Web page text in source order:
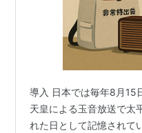
導入 日本では毎年8月15
天皇による玉音放送で太
れた日として記憶されて